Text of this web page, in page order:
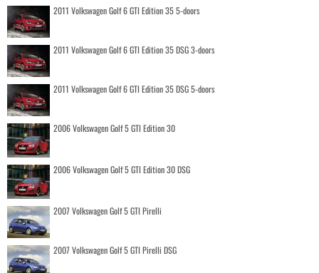
2011 Volkswagen Golf 6 GTI Edition 35 5-doors
2011 Volkswagen Golf 6 GTI Edition 35 DSG 3-doors
2011 Volkswagen Golf 6 GTI Edition 35 DSG 5-doors
2006 Volkswagen Golf 5 GTI Edition 30
2006 Volkswagen Golf 5 GTI Edition 30 DSG
2007 Volkswagen Golf 5 GTI Pirelli
2007 Volkswagen Golf 5 GTI Pirelli DSG